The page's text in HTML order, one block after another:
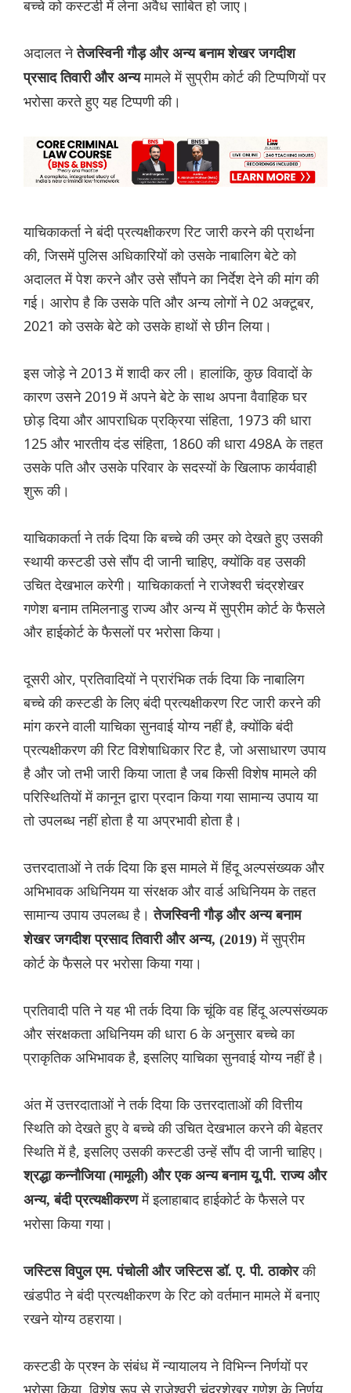
बच्चे को कस्टडी में लेना अवैध साबित हो जाए।
अदालत नेतेजस्विनी गौड़ और अन्य बनाम शेखर जगदीश
प्रसाद तिवारी और अन्यमामले में सुप्रीम कोर्ट की टिप्पणियों पर
भरोसा करते हुए यह टिप्पणी की।
याचिकाकर्ता ने बंदी प्रत्यक्षीकरण रिट जारी करने की प्रार्थना
की, जिसमें पुलिस अधिकारियों को उसके नाबालिग बेटे को
अदालत में पेश करने और उसे सौंपने का निर्देश देने की मांग की
गई। आरोप है कि उसके पति और अन्य लोगों ने 02 अक्टूबर,
2021 को उसके बेटे को उसके हाथों से छीन लिया।
इस जोड़े ने 2013 में शादी कर ली। हालांकि, कुछ विवादों के
कारण उसने 2019 में अपने बेटे के साथ अपना वैवाहिक घर
छोड़ दिया और आपराधिक प्रक्रिया संहिता, 1973 की धारा
125 और भारतीय दंड संहिता, 1860 की धारा 498A के तहत
उसके पति और उसके परिवार के सदस्यों के खिलाफ कार्यवाही
शुरू की।
याचिकाकर्ता ने तर्क दिया कि बच्चे की उम्र को देखते हुए उसकी
स्थायी कस्टडी उसे सौंप दी जानी चाहिए, क्योंकि वह उसकी
उचित देखभाल करेगी। याचिकाकर्ता ने राजेश्वरी चंद्रशेखर
गणेश बनाम तमिलनाडु राज्य और अन्य में सुप्रीम कोर्ट के फैसले
और हाईकोर्ट के फैसलों पर भरोसा किया।
दूसरी ओर, प्रतिवादियों ने प्रारंभिक तर्क दिया कि नाबालिग
बच्चे की कस्टडी के लिए बंदी प्रत्यक्षीकरण रिट जारी करने की
मांग करने वाली याचिका सुनवाई योग्य नहीं है, क्योंकि बंदी
प्रत्यक्षीकरण की रिट विशेषाधिकार रिट है, जो असाधारण उपाय
है और जो तभी जारी किया जाता है जब किसी विशेष मामले की
परिस्थितियों में कानून द्वारा प्रदान किया गया सामान्य उपाय या
तो उपलब्ध नहीं होता है या अप्रभावी होता है।
उत्तरदाताओं ने तर्क दिया कि इस मामले में हिंदू अल्पसंख्यक और
अभिभावक अधिनियम या संरक्षक और वार्ड अधिनियम के तहत
सामान्य उपाय उपलब्ध है।तेजस्विनी गौड़ और अन्य बनाम
शेखर जगदीश प्रसाद तिवारी और अन्य, (2019)में सुप्रीम
कोर्ट के फैसले पर भरोसा किया गया।
प्रतिवादी पति ने यह भी तर्क दिया कि चूंकि वह हिंदू अल्पसंख्यक
और संरक्षकता अधिनियम की धारा 6 के अनुसार बच्चे का
प्राकृतिक अभिभावक है, इसलिए याचिका सुनवाई योग्य नहीं है।
अंत में उत्तरदाताओं ने तर्क दिया कि उत्तरदाताओं की वित्तीय
स्थिति को देखते हुए वे बच्चे की उचित देखभाल करने की बेहतर
स्थिति में है, इसलिए उसकी कस्टडी उन्हें सौंप दी जानी चाहिए।
श्रद्धा कन्नौजिया (मामूली) और एक अन्य बनाम यू.पी. राज्य और
अन्य, बंदी प्रत्यक्षीकरणमें इलाहाबाद हाईकोर्ट के फैसले पर
भरोसा किया गया।
जस्टिस विपुल एम. पंचोली और जस्टिस डॉ. ए. पी. ठाकोरकी
खंडपीठ ने बंदी प्रत्यक्षीकरण के रिट को वर्तमान मामले में बनाए
रखने योग्य ठहराया।
कस्टडी के प्रश्न के संबंध में न्यायालय ने विभिन्न निर्णयों पर
भरोसा किया, विशेष रूप से राजेश्वरी चंद्रशेखर गणेश के निर्णय